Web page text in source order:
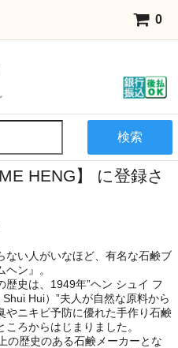
0
検索
HENG】 に登録さ
い人がいなほど、有名な石鹸ブ
ヘン』。
史は、1949年”ヘン シュイ フ
Hui）”夫人が自然な原料から
やニキビ予防に優れた手作り石鹸
ころからはじまりました。
の歴史のある石鹸メーカーとな